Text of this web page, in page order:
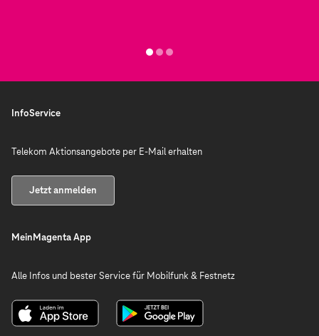
InfoService
Telekom Aktionsangebote per E-Mail erhalten
Jetzt anmelden
MeinMagenta App
Alle Infos und bester Service für Mobilfunk & Festnetz